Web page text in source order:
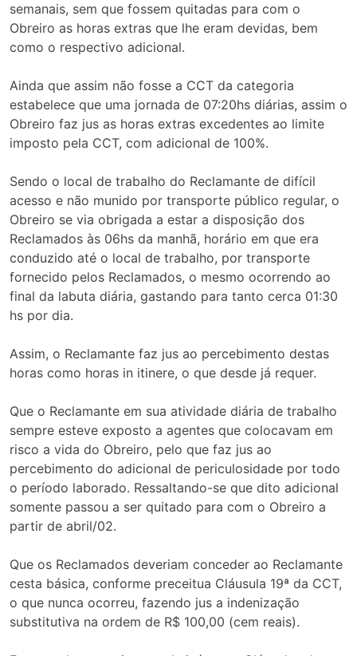
semanais, sem que fossem quitadas para com o
Obreiro as horas extras que lhe eram devidas, bem
como o respectivo adicional.
Ainda que assim não fosse a CCT da categoria
estabelece que uma jornada de 07:20hs diárias, assim o
Obreiro faz jus as horas extras excedentes ao limite
imposto pela CCT, com adicional de 100%.
Sendo o local de trabalho do Reclamante de difícil
acesso e não munido por transporte público regular, o
Obreiro se via obrigada a estar a disposição dos
Reclamados às 06hs da manhã, horário em que era
conduzido até o local de trabalho, por transporte
fornecido pelos Reclamados, o mesmo ocorrendo ao
final da labuta diária, gastando para tanto cerca 01:30
hs por dia.
Assim, o Reclamante faz jus ao percebimento destas
horas como horas in itinere, o que desde já requer.
Que o Reclamante em sua atividade diária de trabalho
sempre esteve exposto a agentes que colocavam em
risco a vida do Obreiro, pelo que faz jus ao
percebimento do adicional de periculosidade por todo
o período laborado. Ressaltando-se que dito adicional
somente passou a ser quitado para com o Obreiro a
partir de abril/02.
Que os Reclamados deveriam conceder ao Reclamante
cesta básica, conforme preceitua Cláusula 19ª da CCT,
o que nunca ocorreu, fazendo jus a indenização
substitutiva na ordem de R$ 100,00 (cem reais).